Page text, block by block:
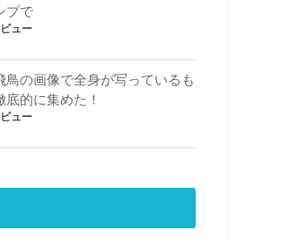
プで
ュー
鳥の画像で全身が写っているも
底的に集めた！
ュー